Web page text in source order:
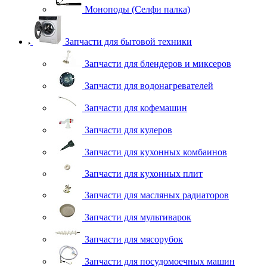
Моноподы (Селфи палка)
Запчасти для бытовой техники
Запчасти для блендеров и миксеров
Запчасти для водонагревателей
Запчасти для кофемашин
Запчасти для кулеров
Запчасти для кухонных комбаинов
Запчасти для кухонных плит
Запчасти для масляных радиаторов
Запчасти для мультиварок
Запчасти для мясорубок
Запчасти для посудомоечных машин